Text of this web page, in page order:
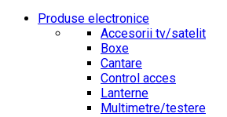
Produse electronice
Accesorii tv/satelit
Boxe
Cantare
Control acces
Lanterne
Multimetre/testere